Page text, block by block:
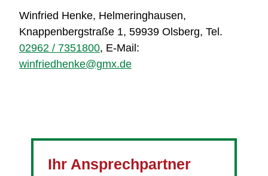
Winfried Henke, Helmeringhausen,
Knappenbergstraße 1, 59939 Olsberg, Tel.
02962 / 7351800, E-Mail:
winfriedhenke@gmx.de
Ihr Ansprechpartner